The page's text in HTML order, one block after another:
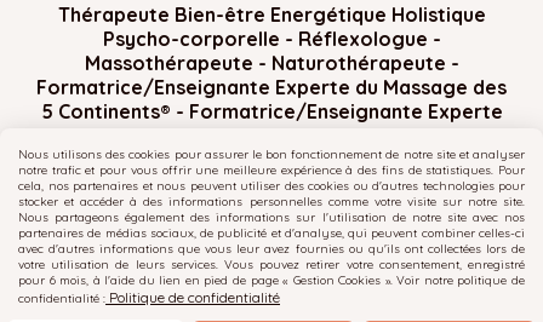
Thérapeute Bien-être Energétique Holistique
Psycho-corporelle - Réflexologue -
Massothérapeute - Naturothérapeute -
Formatrice/Enseignante Experte du Massage des
5 Continents® - Formatrice/Enseignante Experte
Remodelage Madérothérapie -Luxopuncture
Luxomed® -Accompagnatrice de l'Etre et de
l'Âme
Politique de confidentialité Gestion
Nous utilisons des cookies pour assurer le bon fonctionnement de notre site et analyser
notre trafic et pour vous offrir une meilleure expérience à des fins de statistiques. Pour
cela, nos partenaires et nous peuvent utiliser des cookies ou d'autres technologies pour
stocker et accéder à des informations personnelles comme votre visite sur notre site.
Nous partageons également des informations sur l'utilisation de notre site avec nos
partenaires de médias sociaux, de publicité et d'analyse, qui peuvent combiner celles-ci
avec d'autres informations que vous leur avez fournies ou qu'ils ont collectées lors de
votre utilisation de leurs services. Vous pouvez retirer votre consentement, enregistré
pour 6 mois, à l'aide du lien en pied de page « Gestion Cookies ». Voir notre politique de
confidentialité : Politique de confidentialité